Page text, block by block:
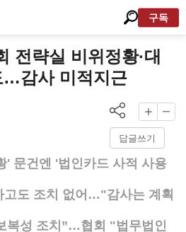
구독
전략실 비위정황·대
…감사 미적지근
답글쓰기
' 문건엔 '법인카드 사적 사용
고도 조치 없어…"감사는 계획
복성 조치”…협회 "법무법인